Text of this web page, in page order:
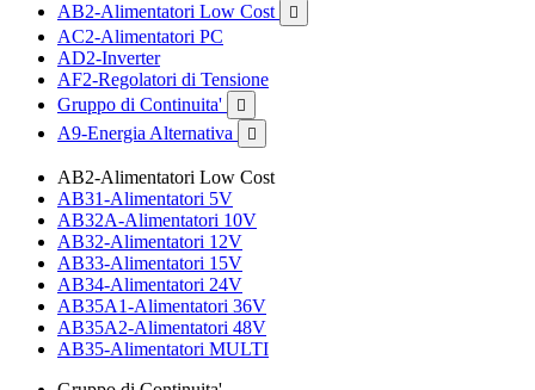
AB2-Alimentatori Low Cost

AC2-Alimentatori PC
AD2-Inverter
AF2-Regolatori di Tensione
Gruppo di Continuita'

A9-Energia Alternativa 
AB2-Alimentatori Low Cost
AB31-Alimentatori 5V
AB32A-Alimentatori 10V
AB32-Alimentatori 12V
AB33-Alimentatori 15V
AB34-Alimentatori 24V
AB35A1-Alimentatori 36V
AB35A2-Alimentatori 48V
AB35-Alimentatori MULTI